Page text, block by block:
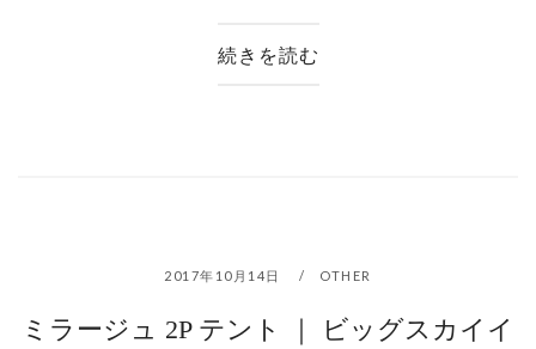
続きを読む
2017年10月14日 OTHER
ミラージュ 2P テント ｜ ビッグスカイイ